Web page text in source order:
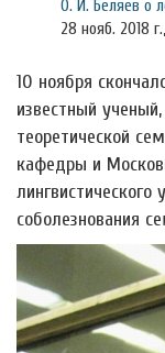
О. И. Беляев о
28 нояб. 2018
10 ноября
известный
теоретической
кафедры и
соболезнования